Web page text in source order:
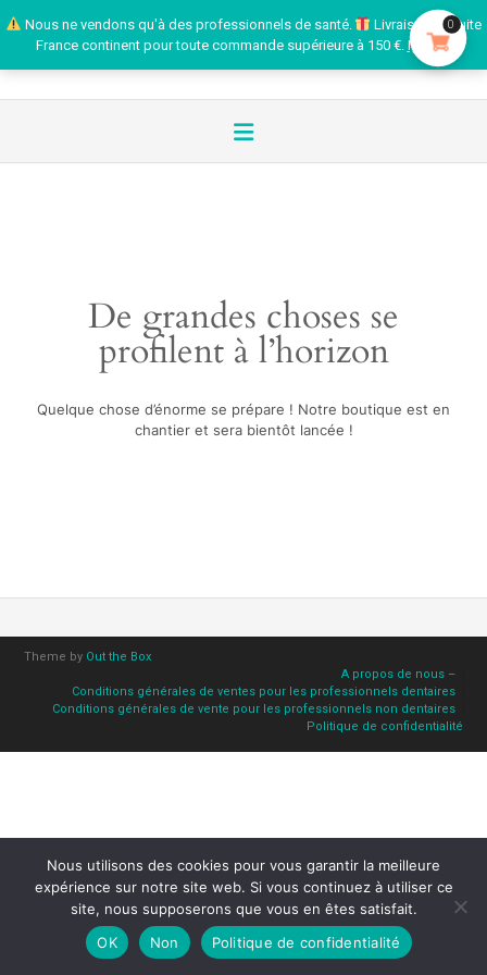
Nous ne vendons qu'à des professionnels de santé.
Livraison gratuite
France continent pour toute commande supérieure à 150 €. Ignorer
De grandes choses se
profilent à l’horizon
Quelque chose d’énorme se prépare ! Notre boutique est en
chantier et sera bientôt lancée !
Theme by Out the Box
A propos de nous –
Conditions générales de ventes pour les professionnels dentaires
Conditions générales de vente pour les professionnels non dentaires
Politique de confidentialité
0
Nous utilisons des cookies pour vous garantir la meilleure
expérience sur notre site web. Si vous continuez à utiliser ce
site, nous supposerons que vous en êtes satisfait.
OK
Non Politique de confidentialité